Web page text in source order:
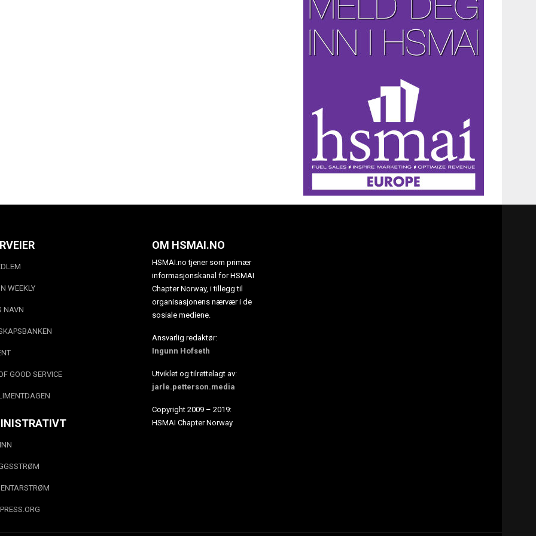
WEEKLY
NAVN
GOOD SERVICE
OM HSMAI.NO
HSMAI.no tjener som primær
informasjonskanal for HSMAI
Chapter Norway, i tillegg til
organisasjonens nærvær i de
sosiale mediene.
Ansvarlig redaktør:
Ingunn Hofseth
Utviklet og tilrettelagt av:
jarle.petterson.media
Copyright 2009 – 2019:
HSMAI Chapter Norway